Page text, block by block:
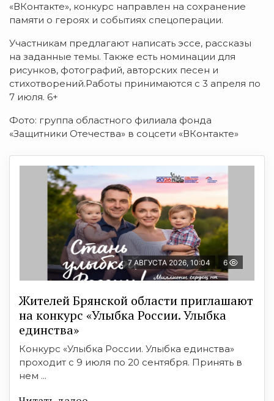
«ВКонтакте», конкурс направлен на сохранение
памяти о героях и событиях спецоперации.
Участникам предлагают написать эссе, рассказы
на заданные темы. Также есть номинации для
рисунков, фотографий, авторских песен и
стихотворений.Работы принимаются с 3 апреля по
7 июля. 6+
Фото: группа областного филиала фонда
«Защитники Отечества» в соцсети «ВКонтакте»
7 АВГУСТА 2026, 10:04 6
Жителей Брянской области приглашают
на конкурс «Улыбка России. Улыбка
единства»
Конкурс «Улыбка России. Улыбка единства»
проходит с 9 июля по 20 сентября. Принять в
нем ...